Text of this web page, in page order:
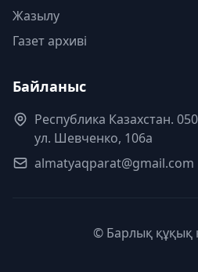
Жазылу
Газет архиві
Байланыс
Республика Казахстан.
ул. Шевченко, 106а
almatyaqparat@gmail.com
© Барлық құқық